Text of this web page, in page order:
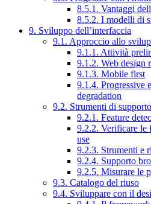
8.5.1. Vantaggi
8.5.2. I modelli di
9. Sviluppo dell’interfaccia
9.1. Approccio allo
9.1.1. Attività
9.1.2. Web design
9.1.3. Mobile first
9.1.4. Progressive
degradation
9.2. Strumenti di
9.2.1. Feature
9.2.2. Verificare le
use
9.2.3. Strumenti e
9.2.4. Supporto
9.2.5. Misurare le
9.3. Catalogo del riuso
9.4. Sviluppare con il